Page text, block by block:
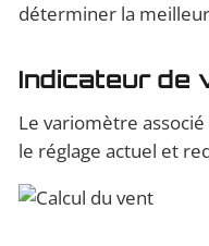
déterminer la
Indicateur de
Le variomètre
le réglage actuel et